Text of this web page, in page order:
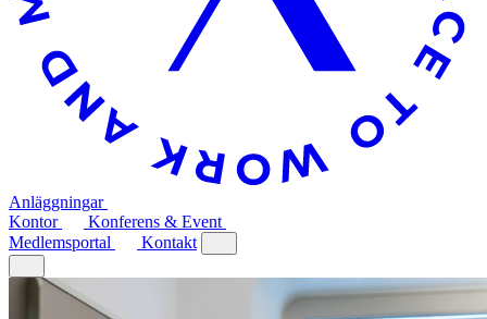
Anläggningar
Kontor
Konferens & Event
Medlemsportal
Kontakt